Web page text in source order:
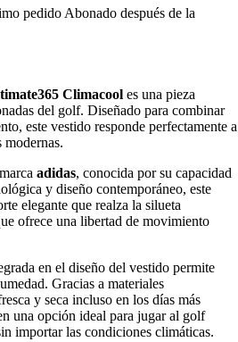
pedido Abonado después de la
Climacool es una pieza
del golf. Diseñado para combinar
este vestido responde perfectamente a
modernas.
adidas, conocida por su capacidad
y diseño contemporáneo, este
elegante que realza la silueta
ofrece una libertad de movimiento
en el diseño del vestido permite
Gracias a materiales
y seca incluso en los días más
una opción ideal para jugar al golf
importar las condiciones climáticas.